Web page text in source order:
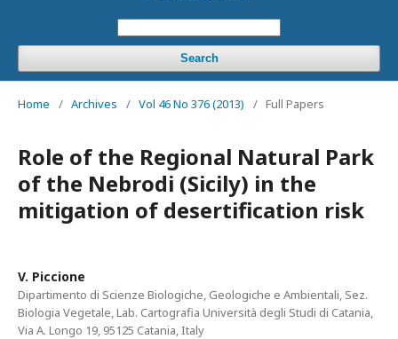
Search
Home / Archives / Vol 46 No 376 (2013) / Full Papers
Role of the Regional Natural Park
of the Nebrodi (Sicily) in the
mitigation of desertification risk
V. Piccione
Dipartimento di Scienze Biologiche, Geologiche e Ambientali, Sez.
Biologia Vegetale, Lab. Cartografia Università degli Studi di Catania,
Via A. Longo 19, 95125 Catania, Italy